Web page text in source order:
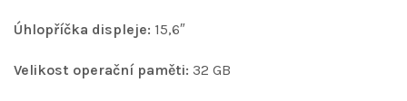
Úhlopříčka displeje: 15,6″
Velikost operační paměti: 32 GB